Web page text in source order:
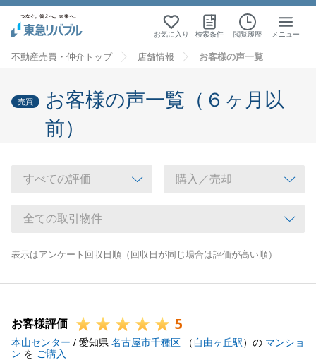
お気に入り 検索条件 閲覧履歴 メニュー
不動産売買・仲介トップ 店舗情報 お客様の声一覧
売買
お客様の声一覧（６ヶ月以
前）
表示はアンケート回収日順（回収日が同じ場合は評価が高い順）
お客様評価 5
本山センター / 愛知県 名古屋市千種区 （ 自由ヶ丘駅）の マンショ
ン を ご購入